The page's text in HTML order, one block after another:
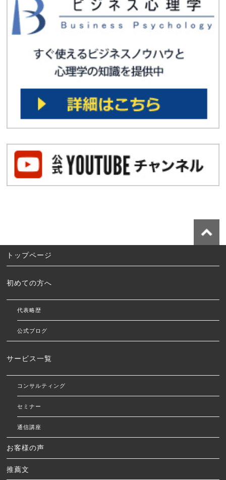
トップページ
初めての方へ
代表略歴
公式ブログ
サービス一覧
コンサルティング
セミナー
通信講座
お客様の声
推薦文